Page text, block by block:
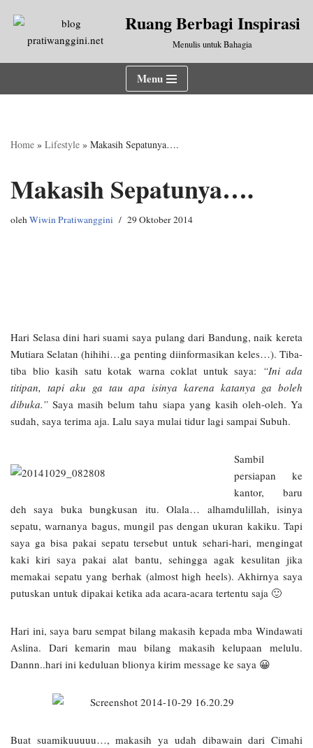
Lompat
Ruang Berbagi Inspirasi
Menulis untuk Bahagia
Menu
Home » Lifestyle » Makasih Sepatunya….
Makasih Sepatunya….
olehWiwin Pratiwanggini 29 Oktober 2014
Hari Selasa dini hari suami saya pulang dari Bandung, naik kereta
Mutiara Selatan (hihihi…ga penting diinformasikan keles…). Tiba-
tiba blio kasih satu kotak warna coklat untuk saya: “Ini ada
titipan, tapi aku ga tau apa isinya karena katanya ga boleh
dibuka.” Saya masih belum tahu siapa yang kasih oleh-oleh. Ya
sudah, saya terima aja. Lalu saya mulai tidur lagi sampai Subuh.
Sambil
persiapan ke
kantor, baru
deh saya buka bungkusan itu. Olala… alhamdulillah, isinya
sepatu, warnanya bagus, mungil pas dengan ukuran kakiku. Tapi
saya ga bisa pakai sepatu tersebut untuk sehari-hari, mengingat
kaki kiri saya pakai alat bantu, sehingga agak kesulitan jika
memakai sepatu yang berhak (almost high heels). Akhirnya saya
putuskan untuk dipakai ketika ada acara-acara tertentu saja 🙂
Hari ini, saya baru sempat bilang makasih kepada mba Windawati
Aslina. Dari kemarin mau bilang makasih kelupaan melulu.
Dannn..hari ini keduluan blionya kirim message ke saya 😀
Buat suamikuuuuu…, makasih ya udah dibawain dari Cimahi